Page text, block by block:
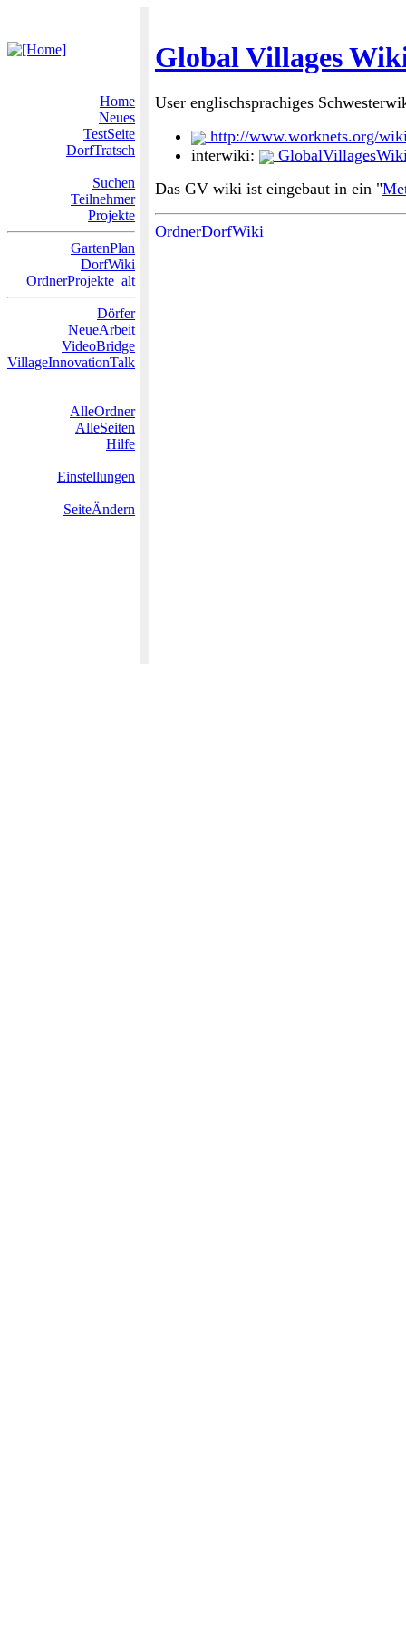
Global Villages
Home
Neues
TestSeite
DorfTratsch
Suchen
Teilnehmer
Projekte
GartenPlan
DorfWiki
OrdnerProjekte_alt
Dörfer
NeueArbeit
VideoBridge
VillageInnovationTalk
AlleOrdner
AlleSeiten
Hilfe
Einstellungen
SeiteÄndern
User englischsprachiges
http://www.worknets.org/
interwiki:
Das GV wiki ist eingebaut in ein "
OrdnerDorfWiki